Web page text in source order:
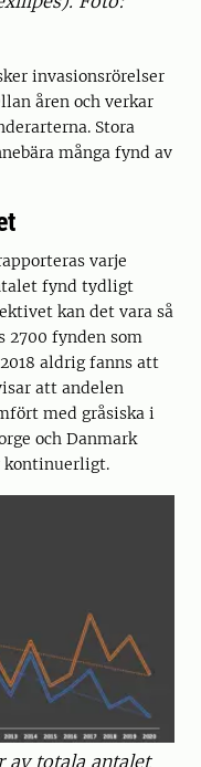
invasionsrörelser
åren och verkar
Stora
många fynd av
varje
fynd tydligt
kan det vara så
fynden som
aldrig fanns att
att andelen
med gråsiska i
och Danmark
kontinuerligt.
av totala antalet